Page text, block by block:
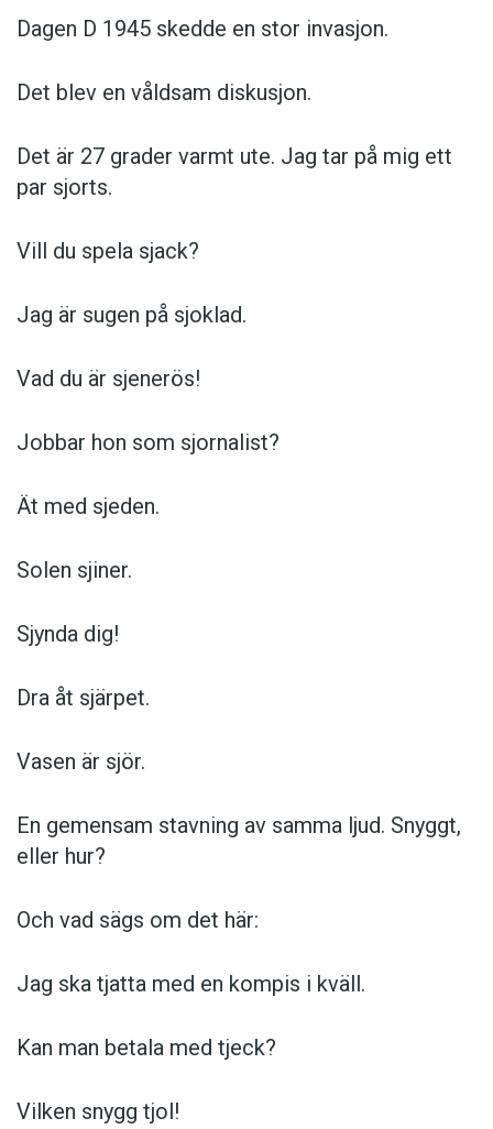
Dagen D 1945 skedde en stor invasjon.
Det blev en våldsam diskusjon.
Det är 27 grader varmt ute. Jag tar på mig ett
par sjorts.
Vill du spela sjack?
Jag är sugen på sjoklad.
Vad du är sjenerös!
Jobbar hon som sjornalist?
Ät med sjeden.
Solen sjiner.
Sjynda dig!
Dra åt sjärpet.
Vasen är sjör.
En gemensam stavning av samma ljud. Snyggt,
eller hur?
Och vad sägs om det här:
Jag ska tjatta med en kompis i kväll.
Kan man betala med tjeck?
Vilken snygg tjol!